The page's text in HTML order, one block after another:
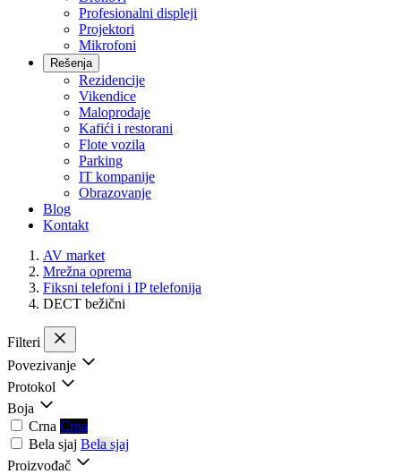
Profesionalni displeji
Projektori
Mikrofoni
Rešenja
Rezidencije
Vikendice
Maloprodaje
Kafići i restorani
Flote vozila
Parking
IT kompanije
Obrazovanje
Blog
Kontakt
AV market
Mrežna oprema
Fiksni telefoni i IP telefonija
DECT bežični
Filteri
Povezivanje
Protokol
Boja
Crna Crna
Bela sjaj Bela sjaj
Proizvođač